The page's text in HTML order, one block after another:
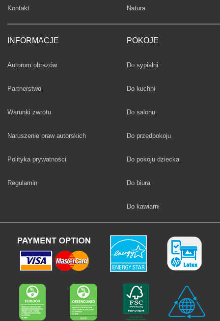
Kontakt
INFORMACJE
Autorom obrazów
Partnerstwo
Warunki zwrotu
Naruszenie praw autorskich
Polityka prywatności
Regulamin
Fototapety
Natura
POKOJE
Fototapety
Do sypialni
Fototapety
Do kuchni
Fototapety
Do salonu
Fototapety
Do przedpokoju
Fototapety
Do pokoju dziecka
Fototapety
Do biura
Fototapety
Do kawiarni